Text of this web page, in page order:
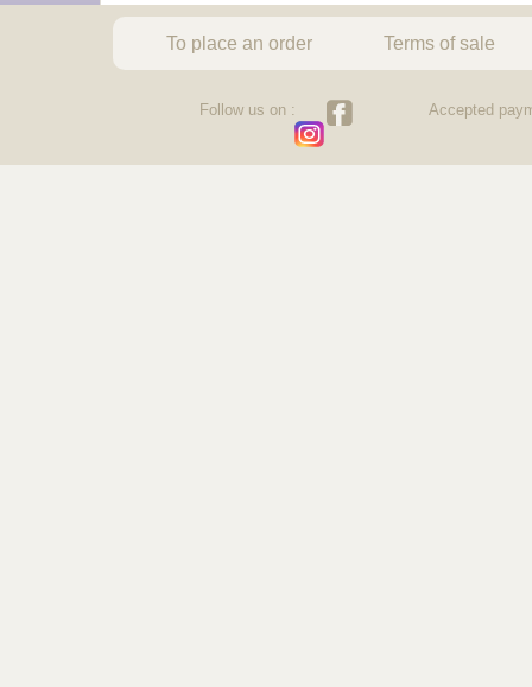
To place an order Terms of sale
Follow us on : Accepted